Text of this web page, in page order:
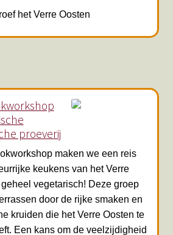
het Verre Oosten
proeverij
maken we een reis
keukens van het Verre
vegetarisch! Deze groep
door de rijke smaken en
kruiden die het Verre Oosten te
Een kans om de veelzijdigheid